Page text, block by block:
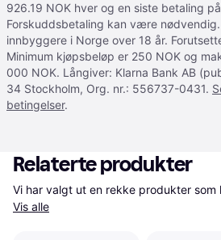
926.19 NOK hver og en siste betaling
Forskuddsbetaling kan være
innbyggere i Norge over 18 år.
Minimum kjøpsbeløp er 250 NOK og
000 NOK. Långiver: Klarna Bank AB
34 Stockholm, Org. nr.: 556737-0431.
betingelser.
Relaterte produkter
Vis alle